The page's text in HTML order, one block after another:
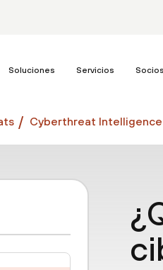
Soluciones Servicios Socios
Cyberthreat Intelligence